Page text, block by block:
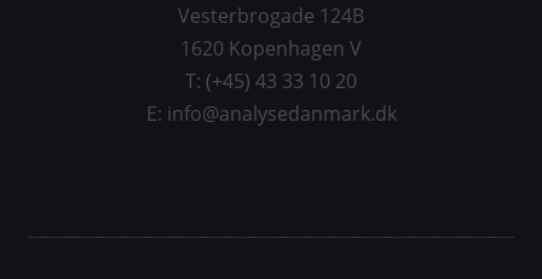
Vesterbrogade 124B
1620 Kopenhagen V
T: (+45) 43 33 10 20
E: info@analysedanmark.dk